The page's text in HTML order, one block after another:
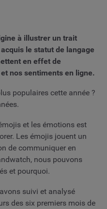
à illustrer un trait
le statut de langage
en effet de
nos sentiments en ligne.
populaires cette année ?
et les émotions est
Les émojis jouent un
de communiquer en
nous pouvons
et pourquoi.
suivi et analysé
des six premiers mois de